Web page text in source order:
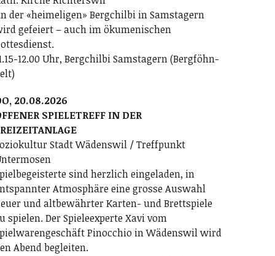
der «heimeligen» Bergchilbi in Samstagern
gefeiert – auch im ökumenischen
12.00 Uhr, Bergchilbi Samstagern (Bergföhn-
20.08.2026
SPIELETREFF IN DER
Stadt Wädenswil / Treffpunkt
sind herzlich eingeladen, in
Atmosphäre eine grosse Auswahl
und altbewährter Karten- und Brettspiele
spielen. Der Spieleexperte Xavi vom
Pinocchio in Wädenswil wird
Abend begleiten.